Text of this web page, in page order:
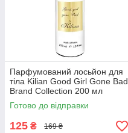
Парфумований лосьйон для
тіла Kilian Good Girl Gone Bad
Brand Collection 200 мл
Готово до відправки
125 ₴ 169 ₴